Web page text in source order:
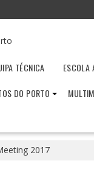
TÉCNICA ESCOLA
DO PORTO
2017